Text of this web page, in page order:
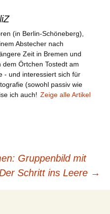
(in Berlin-Schöneberg),
Abstecher nach
Zeit in Bremen und
dem Örtchen Tostedt am
- und interessiert sich für
(sowohl passiv wie
ich auch! Zeige alle Artikel
Gruppenbild mit
Schritt ins Leere →